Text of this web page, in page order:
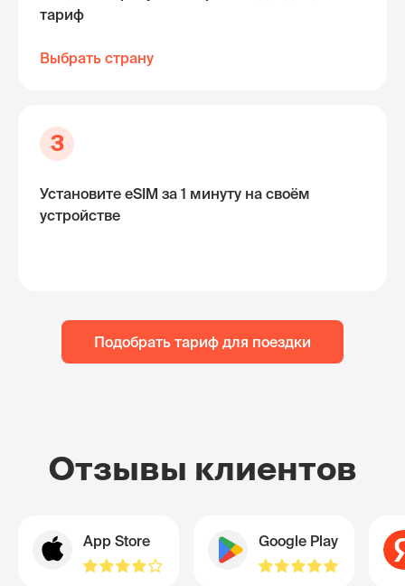
тариф
Выбрать страну
3
Установите eSIM за 1 минуту на своём
устройстве
Подобрать тариф для поездки
Отзывы клиентов
App Store Google Play